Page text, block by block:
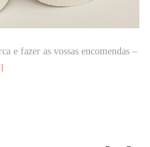
e fazer as vossas encomendas –